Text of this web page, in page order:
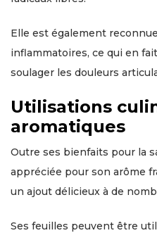
Elle est également
inflammatoires, ce qui en
soulager les douleurs
Utilisations
aromatiques
Outre ses bienfaits pour la
appréciée pour son arôme
un ajout délicieux à de
Ses feuilles peuvent être